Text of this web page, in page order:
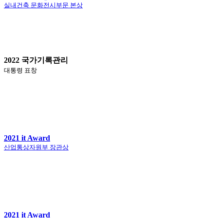
실내건축 문화전시부문 본상
2022 국가기록관리
대통령 표창
2021 it Award
산업통상자원부 장관상
2021 it Award